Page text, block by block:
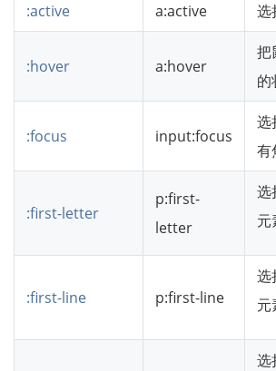
:active a:active 选
:hover a:hover
把
的
:focus input:focus
选
有
:first-letter
p:first-
letter
选
元
:first-line p:first-line
选
元
选